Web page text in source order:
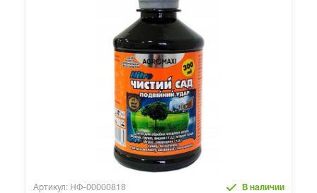
Артикул: НФ-00000818 В наличии